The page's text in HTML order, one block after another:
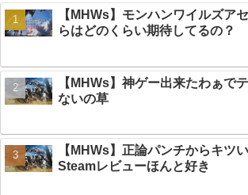
【MHWs】モンハンワイルズア
らはどのくらい期待してるの？
【MHWs】神ゲー出来たわぁで
ないの草
【MHWs】正論パンチからキツ
Steamレビューほんと好き